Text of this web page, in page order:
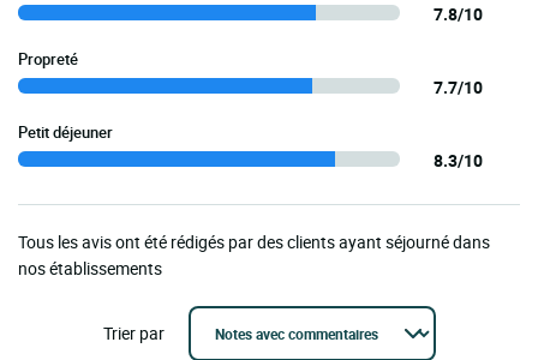
7.8/10
Propreté
7.7/10
Petit déjeuner
8.3/10
Tous les avis ont été rédigés par des clients ayant séjourné dans
nos établissements
Trier par